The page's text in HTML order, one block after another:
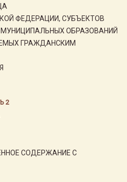
ФЕДЕРАЦИИ, СУБЪЕКТОВ
ОБРАЗОВАНИЙ
ГРАЖДАНСКИМ
2
СОДЕРЖАНИЕ С